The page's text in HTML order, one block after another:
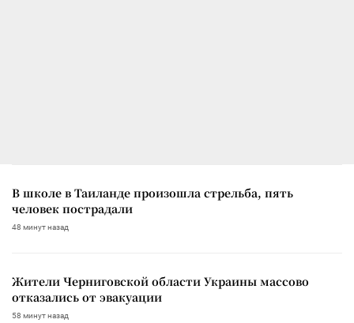
В школе в Таиланде произошла стрельба, пять
человек пострадали
48 минут назад
Жители Черниговской области Украины массово
отказались от эвакуации
58 минут назад